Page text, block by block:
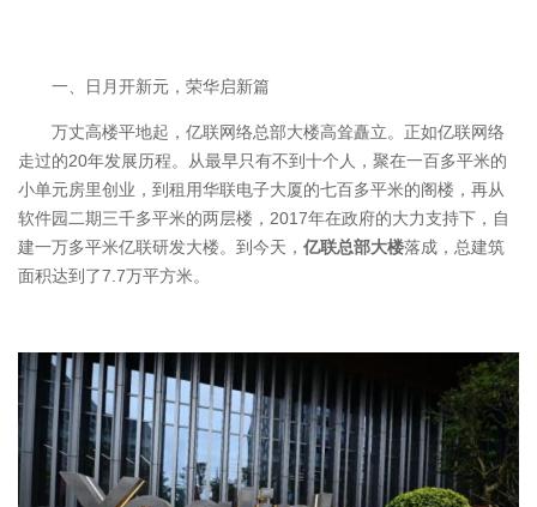
一、日月开新元，荣华启新篇
万丈高楼平地起，亿联网络总部大楼高耸矗立。正如亿联网络
走过的20年发展历程。从最早只有不到十个人，聚在一百多平米的
小单元房里创业，到租用华联电子大厦的七百多平米的阁楼，再从
软件园二期三千多平米的两层楼，2017年在政府的大力支持下，自
建一万多平米亿联研发大楼。到今天， 亿联总部大楼落成，总建筑
面积达到了7.7万平方米。